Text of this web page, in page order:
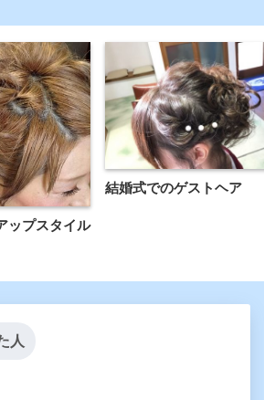
ップスタイル
結婚式でのゲストヘア
人